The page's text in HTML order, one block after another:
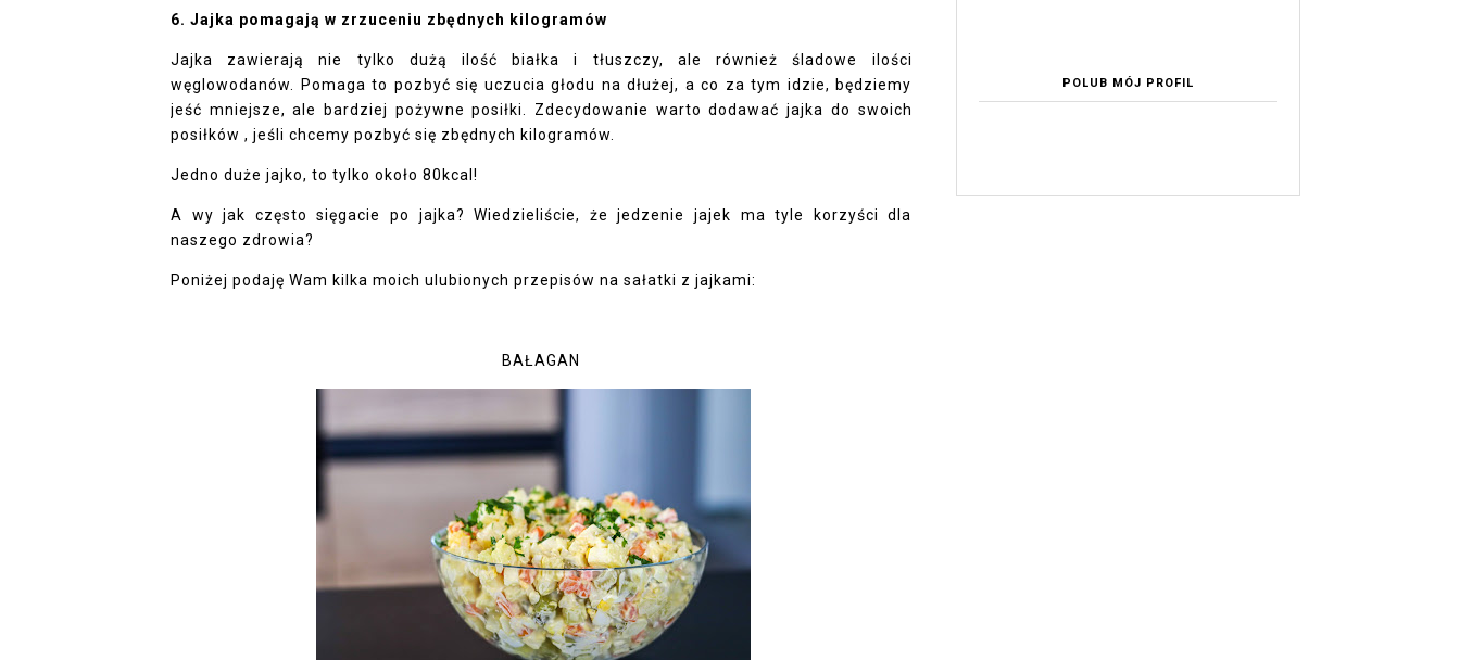
6. Jajka pomagają w zrzuceniu zbędnych kilogramów
Jajka zawierają nie tylko dużą ilość białka i tłuszczy, ale również śladowe ilości
węglowodanów. Pomaga to pozbyć się uczucia głodu na dłużej, a co za tym idzie, będziemy
jeść mniejsze, ale bardziej pożywne posiłki. Zdecydowanie warto dodawać jajka do swoich
posiłków , jeśli chcemy pozbyć się zbędnych kilogramów.
Jedno duże jajko, to tylko około 80kcal!
A wy jak często sięgacie po jajka? Wiedzieliście, że jedzenie jajek ma tyle korzyści dla
naszego zdrowia?
Poniżej podaję Wam kilka moich ulubionych przepisów na sałatki z jajkami:
BAŁAGAN
POLUB MÓJ PROFIL